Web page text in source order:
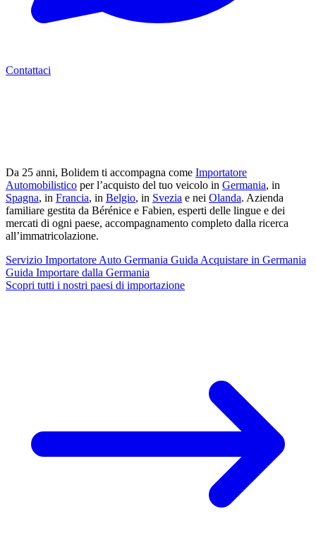
Contattaci
Da 25 anni, Bolidem ti accompagna come Importatore
Automobilistico per l’acquisto del tuo veicolo in Germania, in
Spagna, in Francia, in Belgio, in Svezia e nei Olanda. Azienda
familiare gestita da Bérénice e Fabien, esperti delle lingue e dei
mercati di ogni paese, accompagnamento completo dalla ricerca
all’immatricolazione.
Servizio Importatore Auto Germania Guida Acquistare in Germania
Guida Importare dalla Germania
Scopri tutti i nostri paesi di importazione